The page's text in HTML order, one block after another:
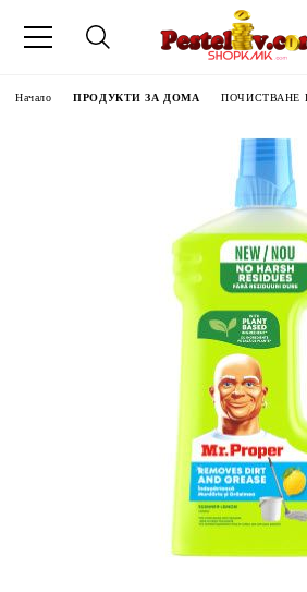
Начало ПРОДУКТИ ЗА ДОМА ПОЧИСТВАНЕ